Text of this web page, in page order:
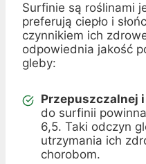
Surfinie są roślinami
preferują ciepło i
czynnikiem ich
odpowiednia jakość
gleby:
Przepuszczalnej
do surfinii
6,5. Taki odczyn
utrzymania ich
chorobom.